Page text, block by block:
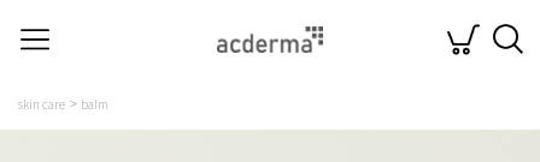
skin care balm